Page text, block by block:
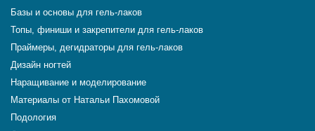
Базы и основы для гель-лаков
Топы, финиши и закрепители для гель-лаков
Праймеры, дегидраторы для гель-лаков
Дизайн ногтей
Наращивание и моделирование
Материалы от Натальи Пахомовой
Подология